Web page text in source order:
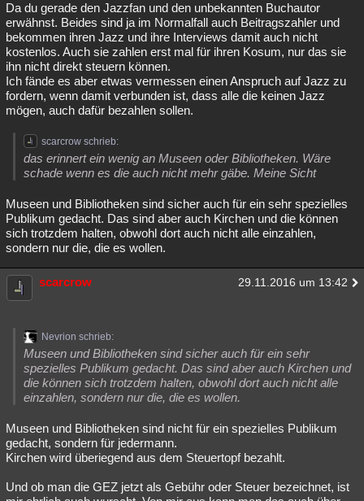
Da du gerade den Jazzfan und den unbekannten Buchautor
erwähnst. Beides sind ja im Normalfall auch Beitragszahler und
bekommen ihren Jazz und ihre Interviews damit auch nicht
kostenlos. Auch sie zahlen erst mal für ihren Kosum, nur das sie
ihn nicht direkt steuern können.
Ich fände es aber etwas vermessen einen Anspruch auf Jazz zu
fordern, wenn damit verbunden ist, dass alle die keinen Jazz
mögen, auch dafür bezahlen sollen.
scarcrow schrieb:
das erinnert ein wenig an Museen oder Bibliotheken. Wäre
schade wenn es die auch nicht mehr gäbe. Meine Sicht
Museen und Bibliotheken sind sicher auch für ein sehr spezielles
Publikum gedacht. Das sind aber auch Kirchen und die können
sich trotzdem halten, obwohl dort auch nicht alle einzahlen,
sondern nur die, die es wollen.
scarcrow 29.11.2016 um 13:42
Nevrion schrieb:
Museen und Bibliotheken sind sicher auch für ein sehr
spezielles Publikum gedacht. Das sind aber auch Kirchen und
die können sich trotzdem halten, obwohl dort auch nicht alle
einzahlen, sondern nur die, die es wollen.
Museen und Bibliotheken sind nicht für ein spezielles Publikum
gedacht, sondern für jedermann.
Kirchen wird überiegend aus dem Steuertopf bezahlt.
Und ob man die GEZ jetzt als Gebühr oder Steuer bezeichnet, ist